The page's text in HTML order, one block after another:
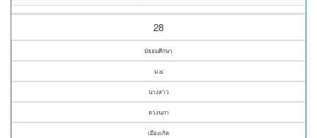
28
มัธยมศึกษา
ม.๔
นางสาว
ดวงนภา
เมืองเกิด